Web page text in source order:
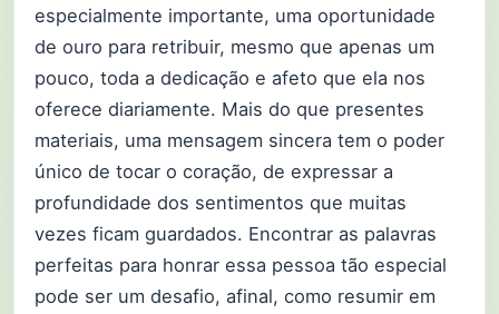
especialmente importante, uma oportunidade
de ouro para retribuir, mesmo que apenas um
pouco, toda a dedicação e afeto que ela nos
oferece diariamente. Mais do que presentes
materiais, uma mensagem sincera tem o poder
único de tocar o coração, de expressar a
profundidade dos sentimentos que muitas
vezes ficam guardados. Encontrar as palavras
perfeitas para honrar essa pessoa tão especial
pode ser um desafio, afinal, como resumir em